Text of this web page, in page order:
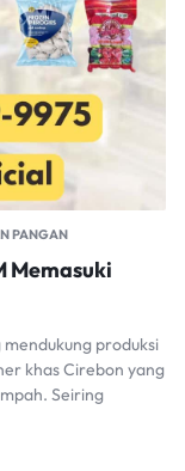
PANGAN
Memasuki
produksi
khas Cirebon yang
Seiring